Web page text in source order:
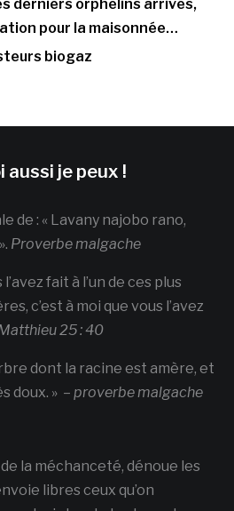
derniers orphelins arrivés,
pour la maisonnée…
biogaz
aussi je peux !
de : « Lavany najobo rano,
Proverbe malgache
fait à l’un de ces plus
c’est à moi que vous l’avez
25 : 40
dont la racine est amère, et
doux. » – proverbe malgache
la méchanceté, dénoue les
libres ceux qu’on